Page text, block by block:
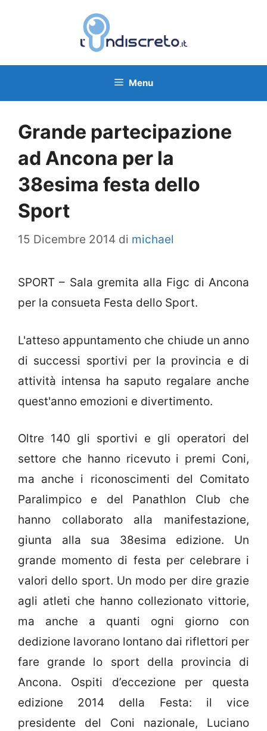
Menu
Grande partecipazione
ad Ancona per la
38esima festa dello
Sport
15 Dicembre 2014 di michael
SPORT – Sala gremita alla Figc di Ancona
per la consueta Festa dello Sport.
L'atteso appuntamento che chiude un anno
di successi sportivi per la provincia e di
attività intensa ha saputo regalare anche
quest'anno emozioni e divertimento.
Oltre 140 gli sportivi e gli operatori del
settore che hanno ricevuto i premi Coni,
ma anche i riconoscimenti del Comitato
Paralimpico e del Panathlon Club che
hanno collaborato alla manifestazione,
giunta alla sua 38esima edizione. Un
grande momento di festa per celebrare i
valori dello sport. Un modo per dire grazie
agli atleti che hanno collezionato vittorie,
ma anche a quanti ogni giorno con
dedizione lavorano lontano dai riflettori per
fare grande lo sport della provincia di
Ancona. Ospiti d’eccezione per questa
edizione 2014 della Festa: il vice
presidente del Coni nazionale, Luciano